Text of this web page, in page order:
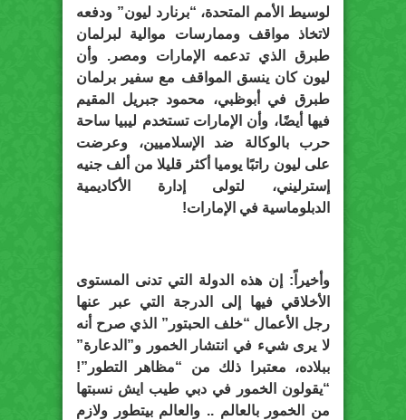
لوسيط الأمم المتحدة، “برنارد ليون” ودفعه
لاتخاذ مواقف وممارسات موالية لبرلمان
طبرق الذي تدعمه الإمارات ومصر. وأن
ليون كان ينسق المواقف مع سفير برلمان
طبرق في أبوظبي، محمود جبريل المقيم
فيها أيضًا، وأن الإمارات تستخدم ليبيا ساحة
حرب بالوكالة ضد الإسلاميين، وعرضت
على ليون راتبًا يوميا أكثر قليلا من ألف جنيه
إسترليني، لتولى إدارة الأكاديمية
الدبلوماسية في الإمارات!
وأخيراً: إن هذه الدولة التي تدنى المستوى
الأخلاقي فيها إلى الدرجة التي عبر عنها
رجل الأعمال “خلف الحبتور” الذي صرح أنه
لا يرى شيء في انتشار الخمور و”الدعارة”
ببلاده، معتبرا ذلك من “مظاهر التطور”!
“يقولون الخمور في دبي طيب ايش نسبتها
من الخمور بالعالم .. والعالم بيتطور ولازم